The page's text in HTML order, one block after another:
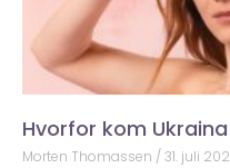
Hvorfor kom
Morten Thomassen 31. juli